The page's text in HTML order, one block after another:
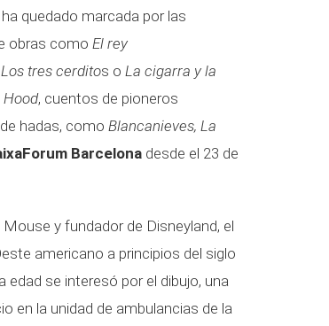
quedado marcada por las
obras como El rey
Los tres cerditos o La cigarra y la
Hood, cuentos de pioneros
hadas, como Blancanieves, La
Barcelona desde el 23 de
y fundador de Disneyland, el
americano a principios del siglo
edad se interesó por el dibujo, una
en la unidad de ambulancias de la